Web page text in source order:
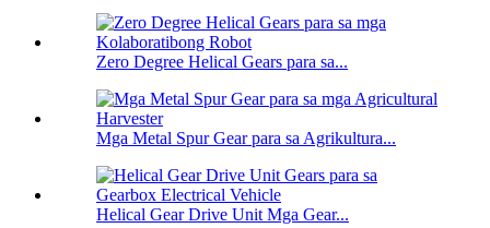
Zero Degree Helical Gears para sa...
Mga Metal Spur Gear para sa Agrikultura...
Helical Gear Drive Unit Mga Gear...